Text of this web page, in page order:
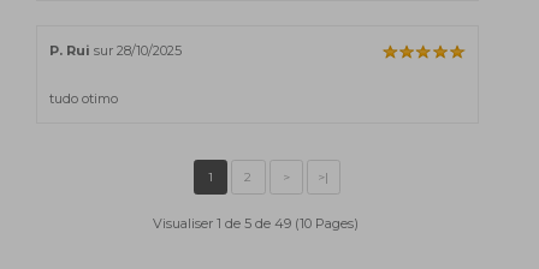
P. Rui sur 28/10/2025
tudo otimo
Visualiser 1 de 5 de 49 (10 Pages)